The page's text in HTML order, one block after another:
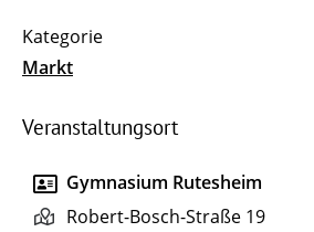
Markt
Veranstaltungsort
Gymnasium Rutesheim
Robert-Bosch-Straße 19